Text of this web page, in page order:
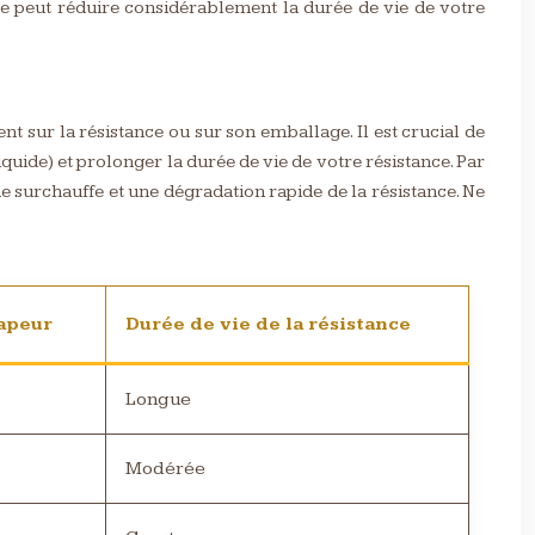
peut réduire considérablement la durée de vie de votre
sur la résistance ou sur son emballage. Il est crucial de
et prolonger la durée de vie de votre résistance. Par
surchauffe et une dégradation rapide de la résistance. Ne
Durée de vie de la résistance
Longue
Modérée